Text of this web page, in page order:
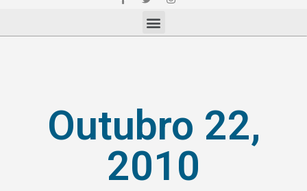
Outubro 22,
2010